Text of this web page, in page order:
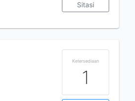
Sitasi
Ketersediaan
1